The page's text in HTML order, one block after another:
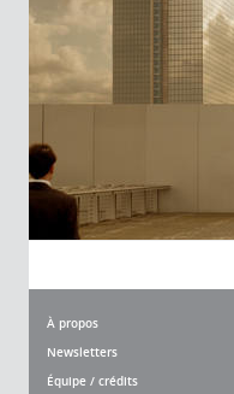
À propos
Newsletters
Équipe / crédits